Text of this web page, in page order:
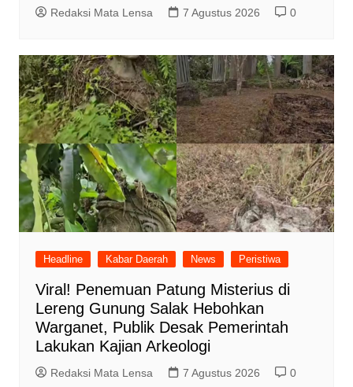
Redaksi Mata Lensa 7 Agustus 2026 0
Headline Kabar Daerah News Peristiwa
Viral! Penemuan Patung Misterius di
Lereng Gunung Salak Hebohkan
Warganet, Publik Desak Pemerintah
Lakukan Kajian Arkeologi
Redaksi Mata Lensa 7 Agustus 2026 0